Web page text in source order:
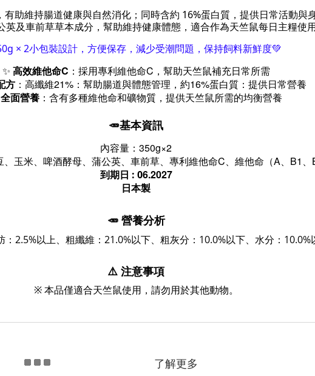
助維持腸道健康與自然消化； 同時含約 16%蛋白質，提供日常活動與
英及車前草草本成分，幫助維持健康體態，適合作為天竺鼠每日主糧使
× 2小包裝設計，方便保存，減少受潮問題，保持飼料新鮮度💚
✨ 高效維他命C ：採用專利維他命C，幫助天竺鼠補充日常所需
方：高纖維21%：幫助腸道與體態管理，約16%蛋白質：提供日常營養
全面營養：含有多種維他命和礦物質，提供天竺鼠所需的均衡營養
🥕基本資訊
內容量：350g×2
玉米、啤酒酵母、蒲公英、 車前草、專利維他命C、維他命（A、B1
到期日 : 06.2027
日本製
🥕 營養分析
：2.5%以上、 粗纖維：21.0%以下、 粗灰分：10.0%以下、 水分：10.0%
⚠️ 注意事項
※ 本品僅適合天竺鼠使用，請勿用於其他動物。
了解更多